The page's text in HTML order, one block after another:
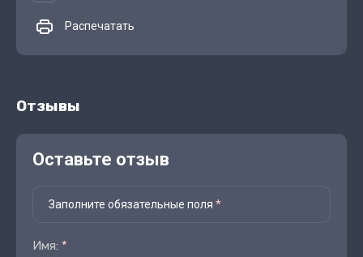
Распечатать
Отзывы
Оставьте отзыв
Заполните обязательные поля *
Имя: *